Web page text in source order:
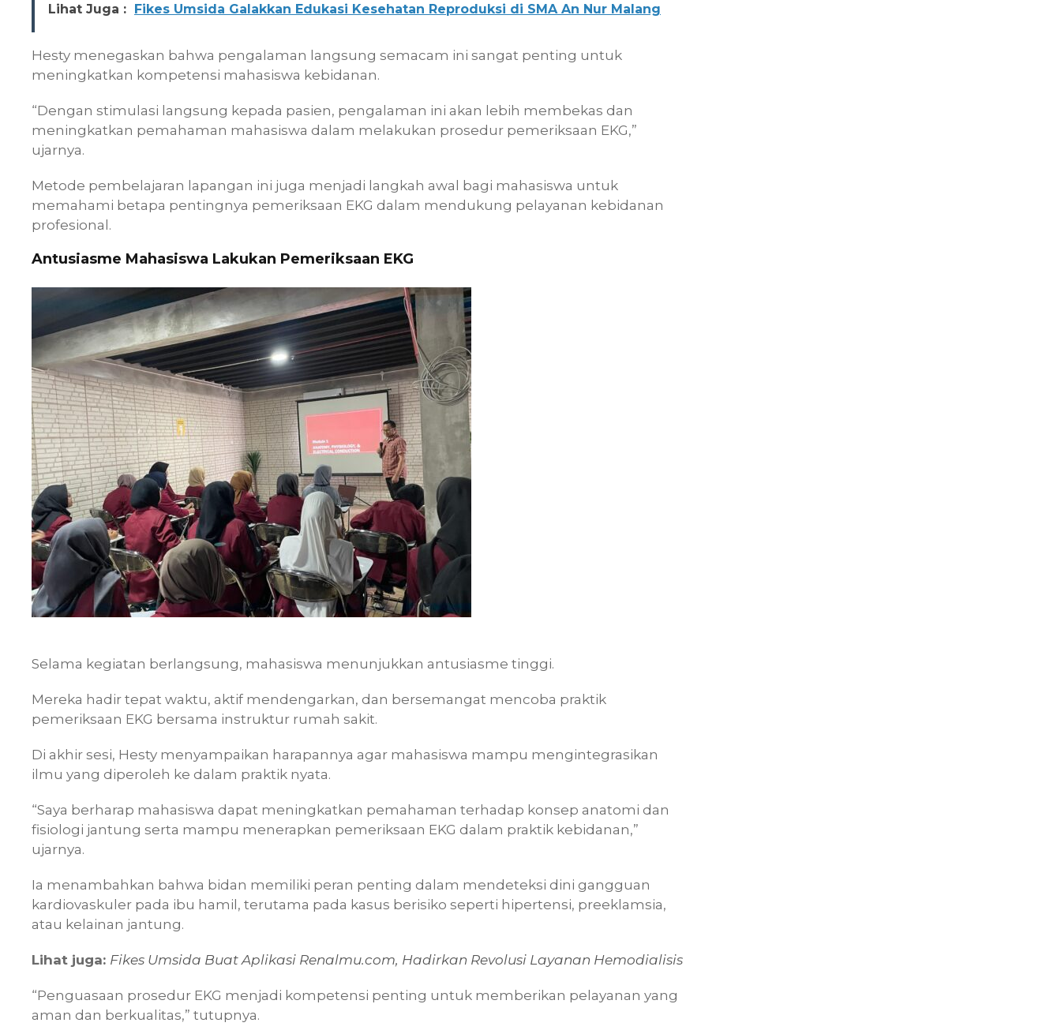
Lihat Juga : Fikes Umsida Galakkan Edukasi Kesehatan Reproduksi di SMA An Nur Malang
Hesty menegaskan bahwa pengalaman langsung semacam ini sangat penting untuk
meningkatkan kompetensi mahasiswa kebidanan.
“Dengan stimulasi langsung kepada pasien, pengalaman ini akan lebih membekas dan
meningkatkan pemahaman mahasiswa dalam melakukan prosedur pemeriksaan EKG,”
ujarnya.
Metode pembelajaran lapangan ini juga menjadi langkah awal bagi mahasiswa untuk
memahami betapa pentingnya pemeriksaan EKG dalam mendukung pelayanan kebidanan
profesional.
Antusiasme Mahasiswa Lakukan Pemeriksaan EKG
Selama kegiatan berlangsung, mahasiswa menunjukkan antusiasme tinggi.
Mereka hadir tepat waktu, aktif mendengarkan, dan bersemangat mencoba praktik
pemeriksaan EKG bersama instruktur rumah sakit.
Di akhir sesi, Hesty menyampaikan harapannya agar mahasiswa mampu mengintegrasikan
ilmu yang diperoleh ke dalam praktik nyata.
“Saya berharap mahasiswa dapat meningkatkan pemahaman terhadap konsep anatomi dan
fisiologi jantung serta mampu menerapkan pemeriksaan EKG dalam praktik kebidanan,”
ujarnya.
Ia menambahkan bahwa bidan memiliki peran penting dalam mendeteksi dini gangguan
kardiovaskuler pada ibu hamil, terutama pada kasus berisiko seperti hipertensi, preeklamsia,
atau kelainan jantung.
Lihat juga: Fikes Umsida Buat Aplikasi Renalmu.com, Hadirkan Revolusi Layanan Hemodialisis
“Penguasaan prosedur EKG menjadi kompetensi penting untuk memberikan pelayanan yang
aman dan berkualitas,” tutupnya.